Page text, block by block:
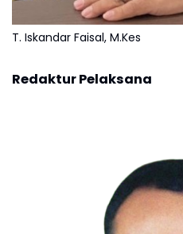
T. Iskandar Faisal, M.Kes
Redaktur Pelaksana